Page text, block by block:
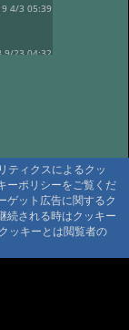
4/3 05:39
9/23 04:32
26 03:22
した
29 06:43
14 00:35
10/9 05:55
ティクスによるクッ
ーポリシーをご覧くだ
ゲット広告に関するク
続される時はクッキー
ッキーとは閲覧者の